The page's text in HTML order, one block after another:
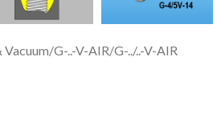
Vacuum/G-..-V-AIR/G-../..-V-AIR